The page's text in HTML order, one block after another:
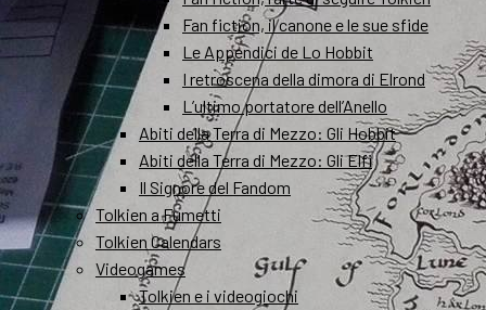
Fan fiction, il canone e le sue sfide
Le Appendici de Lo Hobbit
I retroscena della dimora di Elrond
L’ultimo portatore dell’Anello
Abiti della Terra di Mezzo: Gli Hobbit
Abiti della Terra di Mezzo: Gli Elfi
Il Signore del Fandom
Tolkien a Fumetti
Tolkien Calendars
Videogames
Tolkien e i videogiochi